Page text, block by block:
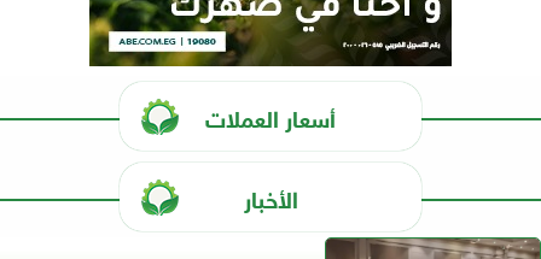
أسعار العملات
الأخبار